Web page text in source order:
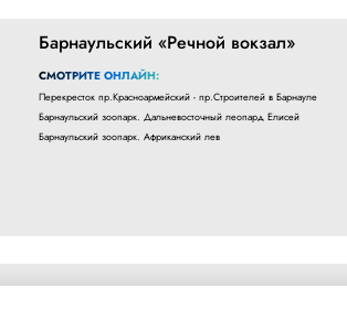
Барнаульский «Речной вокзал»
СМОТРИТЕ ОНЛАЙН:
Перекресток пр.Красноармейский - пр.Строителей в Барнауле
Барнаульский зоопарк. Дальневосточный леопард Елисей
Барнаульский зоопарк. Африканский лев